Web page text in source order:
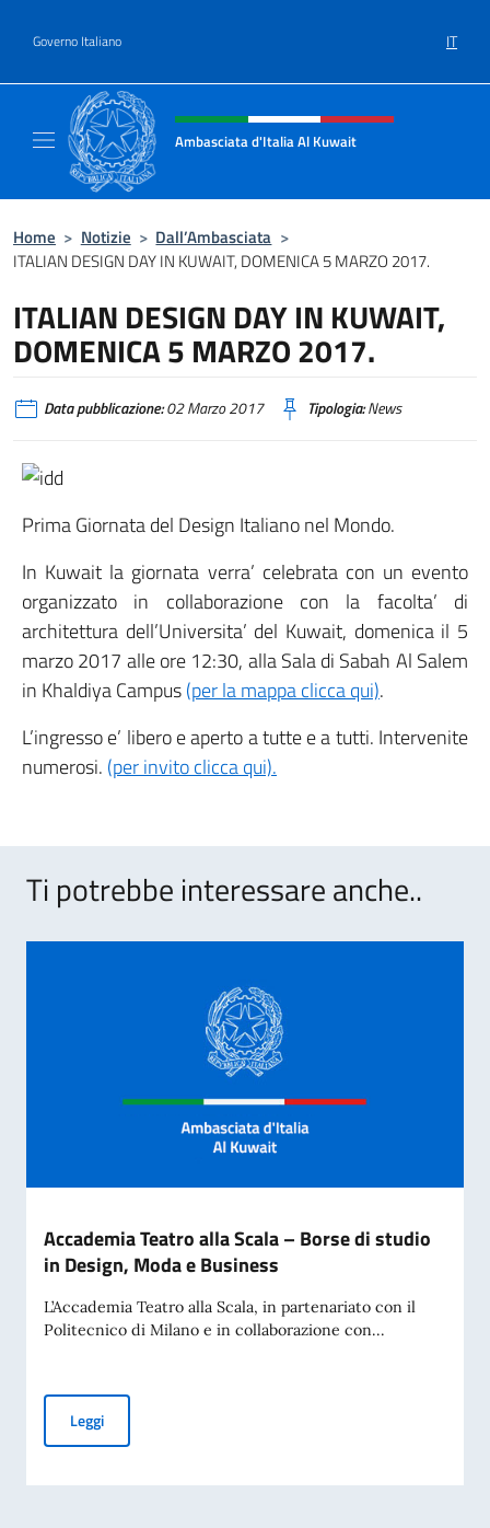
Governo Italiano IT
Intestazione sito, social e menù
Ambasciata d'Italia Al Kuwait
Home > Notizie > Dall’Ambasciata >
ITALIAN DESIGN DAY IN KUWAIT, DOMENICA 5 MARZO 2017.
ITALIAN DESIGN DAY IN KUWAIT,
DOMENICA 5 MARZO 2017.
Data pubblicazione:02 Marzo 2017 Tipologia:News
Prima Giornata del Design Italiano nel Mondo.
In Kuwait la giornata verra’ celebrata con un evento
organizzato in collaborazione con la facolta’ di
architettura dell’Universita’ del Kuwait, domenica il 5
marzo 2017 alle ore 12:30, alla Sala di Sabah Al Salem
in Khaldiya Campus(per la mappa clicca qui).
L’ingresso e’ libero e aperto a tutte e a tutti. Intervenite
numerosi. (per invito clicca qui).
Ti potrebbe interessare anche..
Accademia Teatro alla Scala – Borse di studio
in Design, Moda e Business
L’Accademia Teatro alla Scala, in partenariato con il
Politecnico di Milano e in collaborazione con...
LeggiAccademia Teatro alla Scala – Borse di studio in Design,